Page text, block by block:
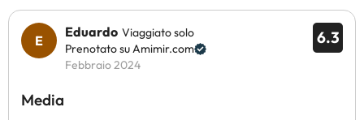
6.3
Eduardo Viaggiato solo
Prenotato su Amimir.com
Febbraio 2024
Media